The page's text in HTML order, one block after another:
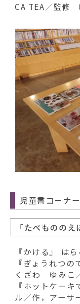
CA TEA／監修
児童書コーナー
「たべもののえ
『かける』 は
『ぎょうれつ
くざわ ゆみこ
『ホットケー
ル／作，アーサ